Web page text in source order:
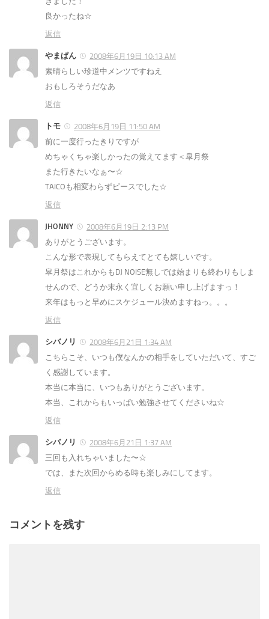
良かったね☆
返信
やまぱん
2008年6月19日 10:13 AM
素晴らしい珍道中メンツですねえ
おもしろそうだなあ
返信
トモ
2008年6月19日 11:50 AM
前に一度行ったきりですが
めちゃくちゃ楽しかったの覚えてます＜皐月祭
また行きたいなぁ〜☆
TAICOも相変わらずピースでした☆
返信
JHONNY
2008年6月19日 2:13 PM
ありがとうございます。
こんな形で表現してもらえてとても嬉しいです。
皐月祭はこれからもDJ NOISE無しでは始まりも終わりもしま
せんので、どうか末永く宜しくお願い申し上げますっ！
来年はもっと早めにスケジュール決めますねっ。。。
返信
シバノリ
2008年6月21日 1:34 AM
こちらこそ、いつも僕なんかの相手をしていただいて、すご
く感謝しています。
本当に本当に、いつもありがとうございます。
本当、これからもいっぱい勉強させてくださいね☆
返信
シバノリ
2008年6月21日 1:37 AM
三回も入れちゃいました〜☆
では、また次回からめる時も楽しみにしてます。
返信
コメントを残す